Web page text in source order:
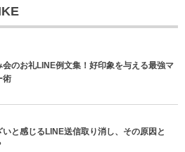
会のお礼LINE例文集！好印象を与える最強マ
術
いと感じるLINE送信取り消し、その原因と